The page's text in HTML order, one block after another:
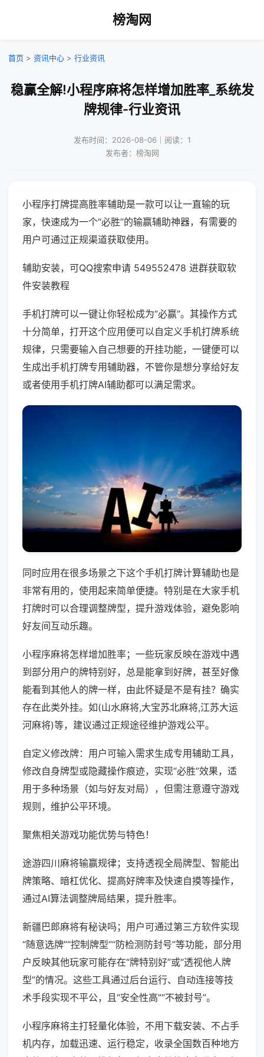
榜淘网
首页 > 资讯中心 > 行业资讯
稳赢全解!小程序麻将怎样增加胜率_系统发
牌规律-行业资讯
发布时间：2026-08-06｜阅读：1
发布者：榜淘网
小程序打牌提高胜率辅助是一款可以让一直输的玩
家，快速成为一个“必胜”的输赢辅助神器，有需要的
用户可通过正规渠道获取使用。
辅助安装，可QQ搜索申请 549552478 进群获取软
件安装教程
手机打牌可以一键让你轻松成为“必赢”。其操作方式
十分简单，打开这个应用便可以自定义手机打牌系统
规律，只需要输入自己想要的开挂功能，一键便可以
生成出手机打牌专用辅助器，不管你是想分享给好友
或者使用手机打牌AI辅助都可以满足需求。
同时应用在很多场景之下这个手机打牌计算辅助也是
非常有用的，使用起来简单便捷。特别是在大家手机
打牌时可以合理调整牌型，提升游戏体验，避免影响
好友间互动乐趣。
小程序麻将怎样增加胜率；一些玩家反映在游戏中遇
到部分用户的牌特别好，总是能拿到好牌，甚至好像
能看到其他人的牌一样，由此怀疑是不是有挂？确实
存在此类外挂。如(山水麻将,大宝苏北麻将,江苏大运
河麻将)等，建议通过正规途径维护游戏公平。
自定义修改牌：用户可输入需求生成专用辅助工具，
修改自身牌型或隐藏操作痕迹，实现“必胜”效果，适
用于多种场景（如与好友对局），但需注意遵守游戏
规则，维护公平环境。
聚焦相关游戏功能优势与特色！
途游四川麻将输赢规律；支持透视全局牌型、智能出
牌策略、暗杠优化、提高好牌率及快速自摸等操作，
通过AI算法调整牌局结果，提升胜率。
新疆巴郎麻将有秘诀吗；用户可通过第三方软件实现
“随意选牌”“控制牌型”“防检测防封号”等功能，部分用
户反映其他玩家可能存在“牌特别好”或“透视他人牌
型”的情况。这些工具通过后台运行、自动连接等技
术手段实现不平公，且“安全性高”“不被封号”。
小程序麻将主打轻量化体验，不用下载安装、不占手
机内存，加载迅速、运行稳定，收录全国数百种地方